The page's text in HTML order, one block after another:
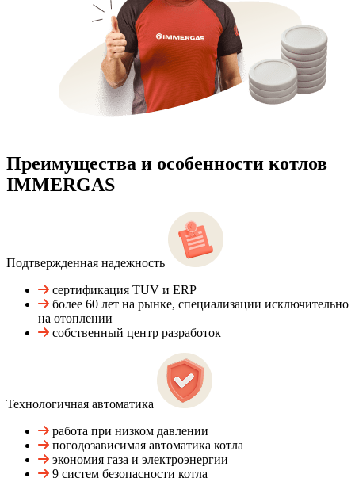
Преимущества и особенности котлов
IMMERGAS
Подтвержденная надежность
сертификация TUV и ERP
более 60 лет на рынке, специализации исключительно
на отоплении
собственный центр разработок
Технологичная автоматика
работа при низком давлении
погодозависимая автоматика котла
экономия газа и электроэнергии
9 систем безопасности котла